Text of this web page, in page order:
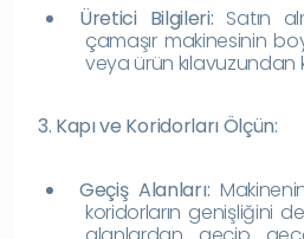
Üretici Bilgileri: Satın
çamaşır makinesinin
veya ürün kılavuzundan
3. Kapı ve Koridorları Ölçün:
Geçiş Alanları:
koridorların genişliğini